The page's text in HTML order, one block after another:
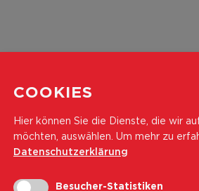
COOKIES
Hier können Sie die Dienste, die wir
möchten, auswählen. Um mehr zu
Datenschutzerklärung
Besucher-Statistiken